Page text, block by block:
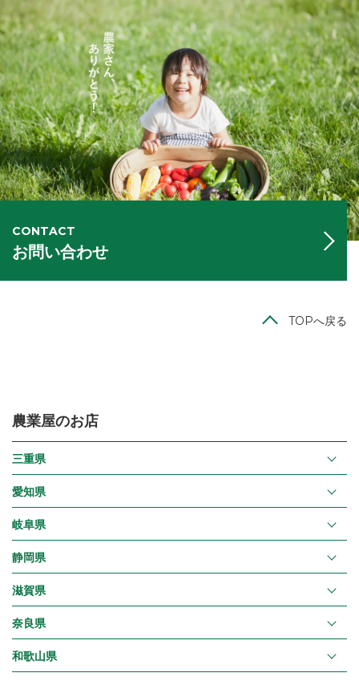
CONTACT
お問い合わせ
TOPへ戻る
農業屋のお店
三重県
愛知県
岐阜県
静岡県
滋賀県
奈良県
和歌山県